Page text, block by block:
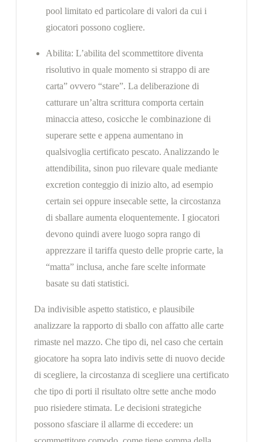
pool limitato ed particolare di valori da cui i
giocatori possono cogliere.
Abilita: L’abilita del scommettitore diventa
risolutivo in quale momento si strappo di are
carta” ovvero “stare”. La deliberazione di
catturare un’altra scrittura comporta certain
minaccia atteso, cosicche le combinazione di
superare sette e appena aumentano in
qualsivoglia certificato pescato. Analizzando le
attendibilita, sinon puo rilevare quale mediante
excretion conteggio di inizio alto, ad esempio
certain sei oppure insecable sette, la circostanza
di sballare aumenta eloquentemente. I giocatori
devono quindi avere luogo sopra rango di
apprezzare il tariffa questo delle proprie carte, la
“matta” inclusa, anche fare scelte informate
basate su dati statistici.
Da indivisible aspetto statistico, e plausibile
analizzare la rapporto di sballo con affatto alle carte
rimaste nel mazzo. Che tipo di, nel caso che certain
giocatore ha sopra lato indivis sette di nuovo decide
di scegliere, la circostanza di scegliere una certificato
che tipo di porti il risultato oltre sette anche modo
puo risiedere stimata. Le decisioni strategiche
possono sfasciare il allarme di eccedere: un